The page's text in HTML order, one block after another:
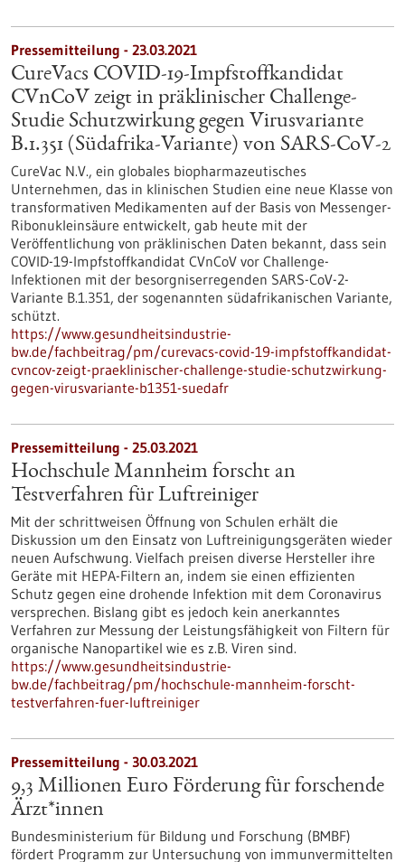
Pressemitteilung - 23.03.2021
CureVacs COVID-19-Impfstoffkandidat
CVnCoV zeigt in präklinischer Challenge-
Studie Schutzwirkung gegen Virusvariante
B.1.351 (Südafrika-Variante) von SARS-CoV-2
CureVac N.V., ein globales biopharmazeutisches
Unternehmen, das in klinischen Studien eine neue Klasse von
transformativen Medikamenten auf der Basis von Messenger-
Ribonukleinsäure entwickelt, gab heute mit der
Veröffentlichung von präklinischen Daten bekannt, dass sein
COVID-19-Impfstoffkandidat CVnCoV vor Challenge-
Infektionen mit der besorgniserregenden SARS-CoV-2-
Variante B.1.351, der sogenannten südafrikanischen Variante,
schützt.
https://www.gesundheitsindustrie-
bw.de/fachbeitrag/pm/curevacs-covid-19-impfstoffkandidat-
cvncov-zeigt-praeklinischer-challenge-studie-schutzwirkung-
gegen-virusvariante-b1351-suedafr
Pressemitteilung - 25.03.2021
Hochschule Mannheim forscht an
Testverfahren für Luftreiniger
Mit der schrittweisen Öffnung von Schulen erhält die
Diskussion um den Einsatz von Luftreinigungsgeräten wieder
neuen Aufschwung. Vielfach preisen diverse Hersteller ihre
Geräte mit HEPA-Filtern an, indem sie einen effizienten
Schutz gegen eine drohende Infektion mit dem Coronavirus
versprechen. Bislang gibt es jedoch kein anerkanntes
Verfahren zur Messung der Leistungsfähigkeit von Filtern für
organische Nanopartikel wie es z.B. Viren sind.
https://www.gesundheitsindustrie-
bw.de/fachbeitrag/pm/hochschule-mannheim-forscht-
testverfahren-fuer-luftreiniger
Pressemitteilung - 30.03.2021
9,3 Millionen Euro Förderung für forschende
Ärzt*innen
Bundesministerium für Bildung und Forschung (BMBF)
fördert Programm zur Untersuchung von immunvermittelten